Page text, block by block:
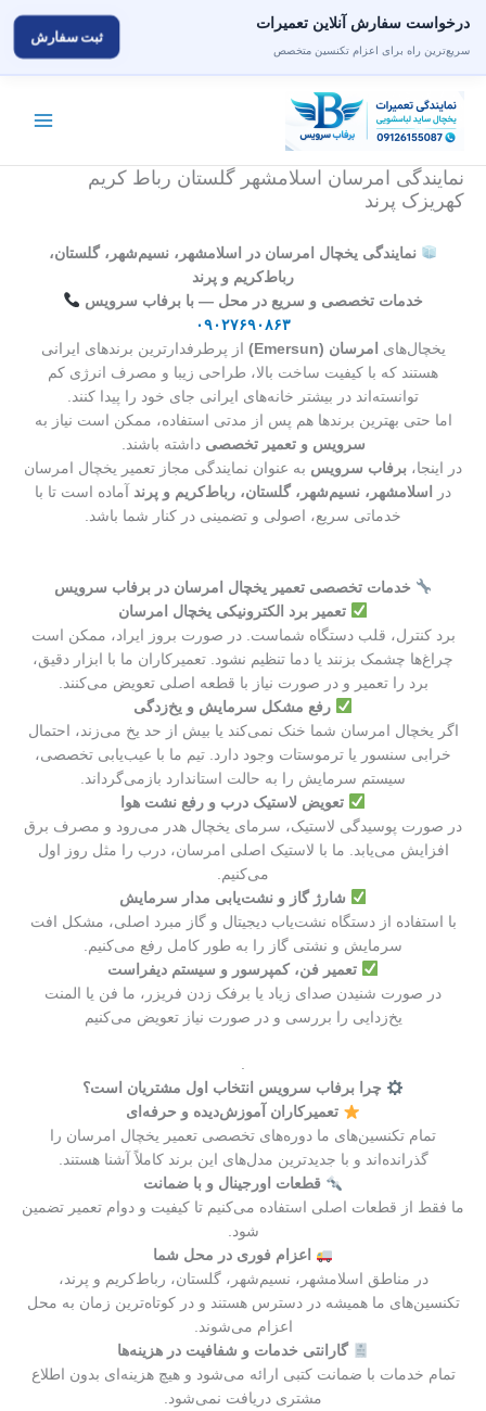
محتوا
نمایندگی امرسان اسلامشهر گلستان رباط کریم
کهریزک پرند
نمایندگی یخچال امرسان در اسلامشهر، نسیم‌شهر، گلستان،
رباط‌کریم و پرند
خدمات تخصصی و سریع در محل — با برفاب سرویس
۰۹۰۲۷۶۹۰۸۶۳
یخچال‌های
امرسان (Emersun)
از پرطرفدارترین برندهای ایرانی
هستند که با کیفیت ساخت بالا، طراحی زیبا و مصرف انرژی کم
توانسته‌اند در بیشتر خانه‌های ایرانی جای خود را پیدا کنند.
اما حتی بهترین برندها هم پس از مدتی استفاده، ممکن است نیاز به
سرویس و تعمیر تخصصی داشته باشند.
در اینجا، برفاب سرویس به عنوان نمایندگی مجاز تعمیر یخچال امرسان
در
اسلامشهر، نسیم‌شهر، گلستان، رباط‌کریم و پرند آماده است تا با
خدماتی سریع، اصولی و تضمینی در کنار شما باشد.
خدمات تخصصی تعمیر یخچال امرسان در برفاب سرویس
تعمیر برد الکترونیکی یخچال امرسان
برد کنترل، قلب دستگاه شماست. در صورت بروز ایراد، ممکن است
چراغ‌ها چشمک بزنند یا دما تنظیم نشود. تعمیرکاران ما با ابزار دقیق،
برد را تعمیر و در صورت نیاز با قطعه اصلی تعویض می‌کنند.
رفع مشکل سرمایش و یخ‌زدگی
اگر یخچال امرسان شما خنک نمی‌کند یا بیش از حد یخ می‌زند، احتمال
خرابی سنسور یا ترموستات وجود دارد. تیم ما با عیب‌یابی تخصصی،
سیستم سرمایش را به حالت استاندارد بازمی‌گرداند.
تعویض لاستیک درب و رفع نشت هوا
در صورت پوسیدگی لاستیک، سرمای یخچال هدر می‌رود و مصرف برق
افزایش می‌یابد. ما با لاستیک اصلی امرسان، درب را مثل روز اول
می‌کنیم.
شارژ گاز و نشت‌یابی مدار سرمایش
با استفاده از دستگاه نشت‌یاب دیجیتال و گاز مبرد اصلی، مشکل افت
سرمایش و نشتی گاز را به طور کامل رفع می‌کنیم.
تعمیر فن، کمپرسور و سیستم دیفراست
در صورت شنیدن صدای زیاد یا برفک زدن فریزر، ما فن یا المنت
یخ‌زدایی را بررسی و در صورت نیاز تعویض می‌کنیم
.
چرا برفاب سرویس انتخاب اول مشتریان است؟
تعمیرکاران آموزش‌دیده و حرفه‌ای
تمام تکنسین‌های ما دوره‌های تخصصی تعمیر یخچال امرسان را
گذرانده‌اند و با جدیدترین مدل‌های این برند کاملاً آشنا هستند.
قطعات اورجینال و با ضمانت
ما فقط از قطعات اصلی استفاده می‌کنیم تا کیفیت و دوام تعمیر تضمین
شود.
اعزام فوری در محل شما
در مناطق اسلامشهر، نسیم‌شهر، گلستان، رباط‌کریم و پرند،
تکنسین‌های ما همیشه در دسترس هستند و در کوتاه‌ترین زمان به محل
اعزام می‌شوند.
گارانتی خدمات و شفافیت در هزینه‌ها
تمام خدمات با ضمانت کتبی ارائه می‌شود و هیچ هزینه‌ای بدون اطلاع
مشتری دریافت نمی‌شود.
درخواست سفارش آنلاین تعمیرات
سریع‌ترین راه برای اعزام تکنسین متخصص
ثبت سفارش